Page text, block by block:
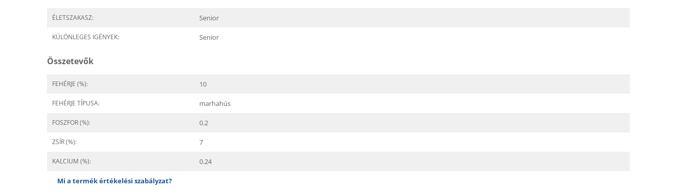
ÉLETSZAKASZ: Senior
KÜLÖNLEGES IGÉNYEK: Senior
Összetevők
FEHÉRJE (%): 10
FEHÉRJE TÍPUSA: marhahús
FOSZFOR (%): 0.2
ZSÍR (%): 7
KALCIUM (%): 0.24
Mi a termék értékelési szabályzat?